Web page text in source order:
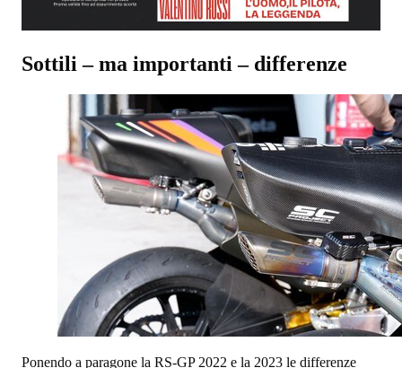
Sottili – ma importanti – differenze
Ponendo a paragone la RS-GP 2022 e la 2023 le differenze